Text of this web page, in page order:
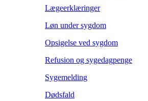
Lægeerklæringer
Løn under sygdom
Opsigelse ved sygdom
Refusion og sygedagpenge
Sygemelding
Dødsfald